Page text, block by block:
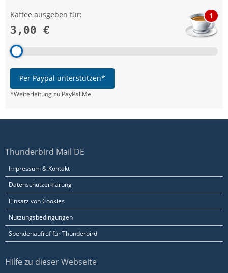
Kaffee ausgeben für:
3,00 €
1
Per Paypal unterstützen*
*Weiterleitung zu PayPal.Me
Thunderbird Mail DE
Impressum & Kontakt
Datenschutzerklärung
Einsatz von Cookies
Nutzungsbedingungen
Spendenaufruf für Thunderbird
Hilfe zu dieser Webseite